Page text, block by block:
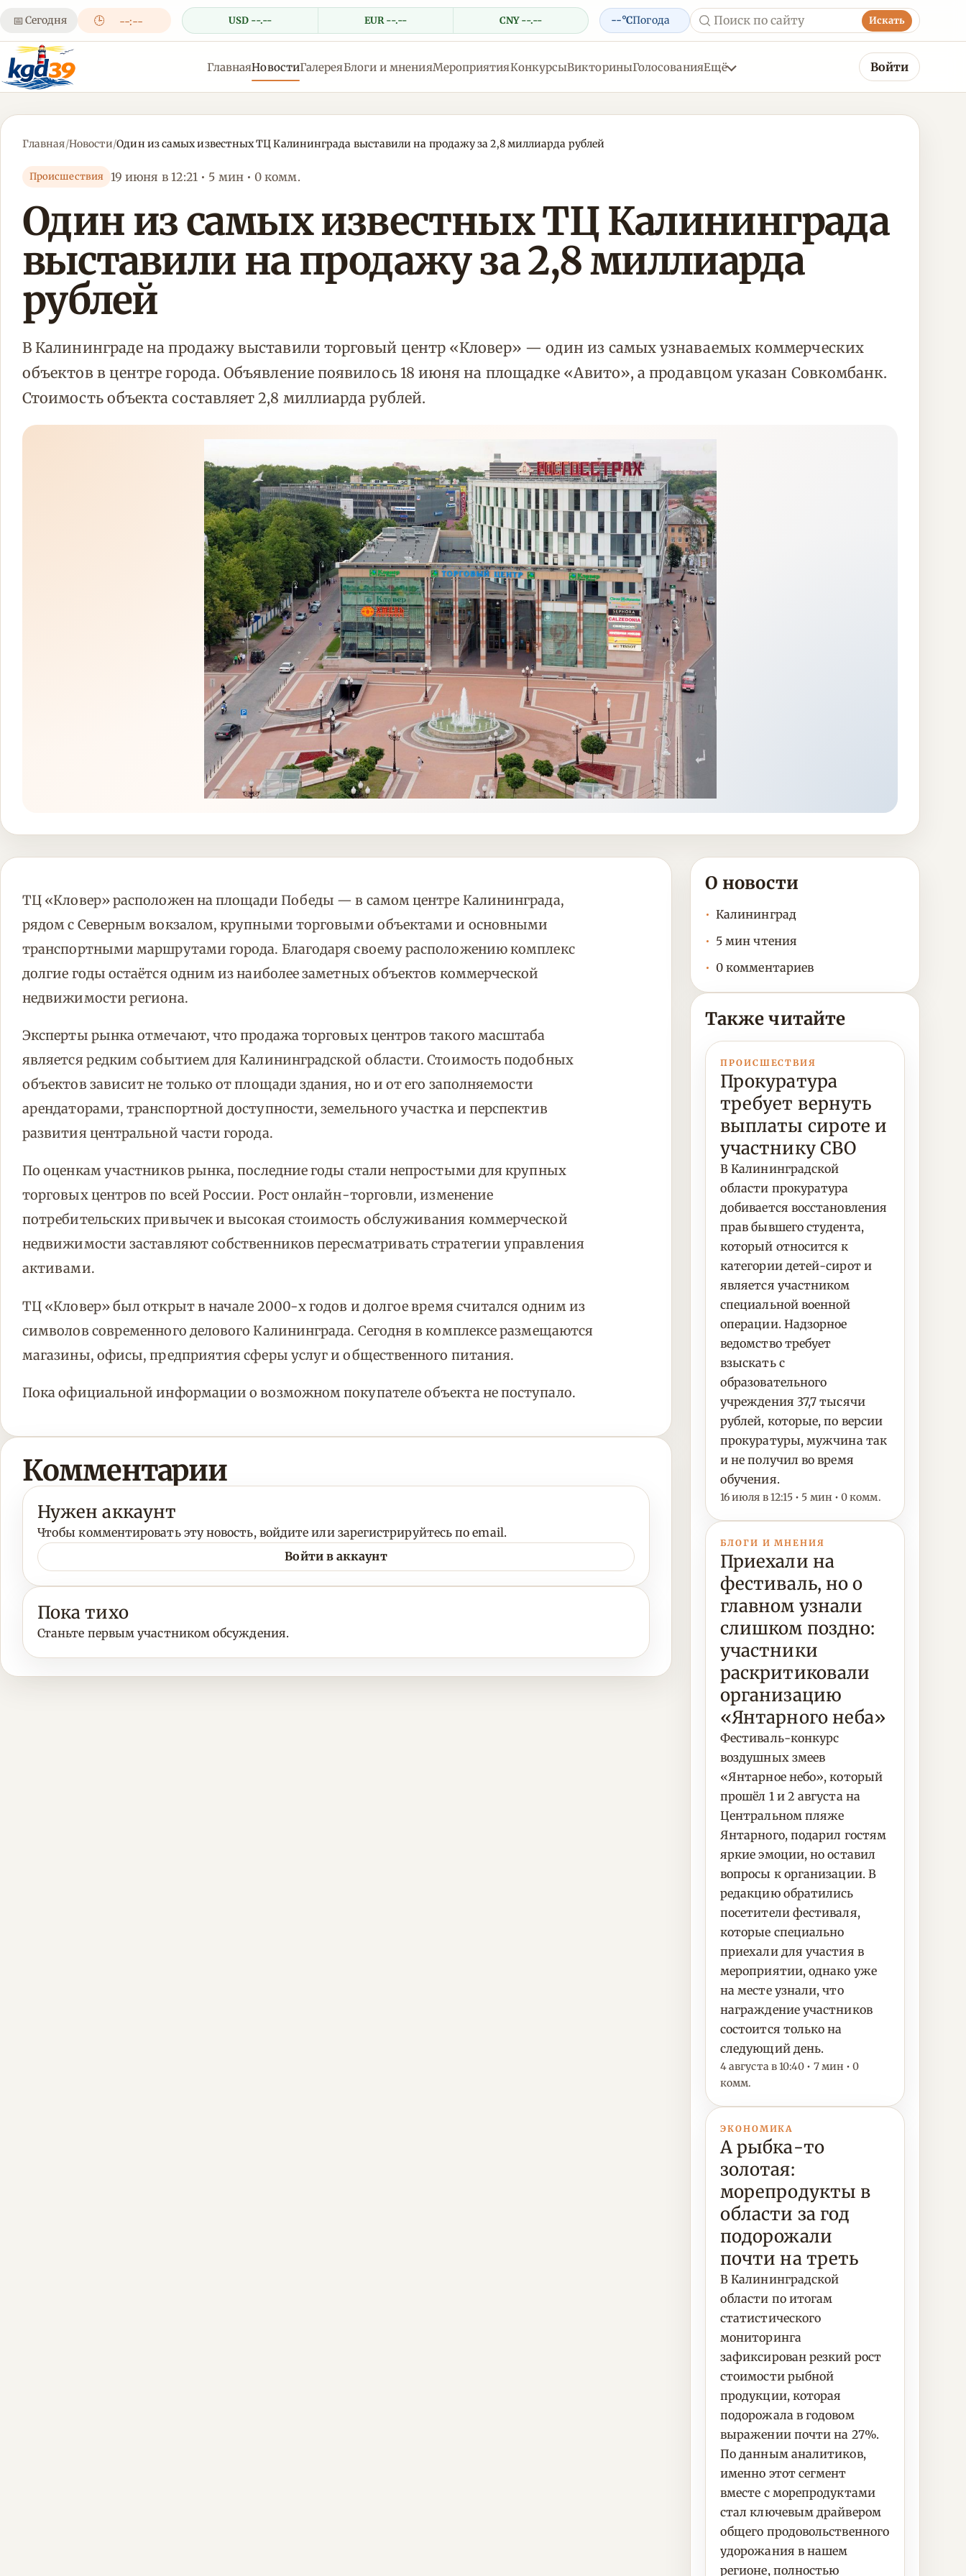
📅 Сегодня 🕒 --:-- USD --.-- EUR --.-- CNY --.-- --°CПогода Искать
ГлавнаяНовостиГалереяБлоги и мненияМероприятияКонкурсыВикториныГолосованияЕщё Войти
Главная/Новости/Один из самых известных ТЦ Калининграда выставили на продажу за 2,8 миллиарда рублей
Происшествия 19 июня в 12:21 • 5 мин • 0 комм.
Один из самых известных ТЦ Калининграда
выставили на продажу за 2,8 миллиарда
рублей
В Калининграде на продажу выставили торговый центр «Кловер» — один из самых узнаваемых коммерческих
объектов в центре города. Объявление появилось 18 июня на площадке «Авито», а продавцом указан Совкомбанк.
Стоимость объекта составляет 2,8 миллиарда рублей.
ТЦ «Кловер» расположен на площади Победы — в самом центре Калининграда,
рядом с Северным вокзалом, крупными торговыми объектами и основными
транспортными маршрутами города. Благодаря своему расположению комплекс
долгие годы остаётся одним из наиболее заметных объектов коммерческой
недвижимости региона.
Эксперты рынка отмечают, что продажа торговых центров такого масштаба
является редким событием для Калининградской области. Стоимость подобных
объектов зависит не только от площади здания, но и от его заполняемости
арендаторами, транспортной доступности, земельного участка и перспектив
развития центральной части города.
По оценкам участников рынка, последние годы стали непростыми для крупных
торговых центров по всей России. Рост онлайн-торговли, изменение
потребительских привычек и высокая стоимость обслуживания коммерческой
недвижимости заставляют собственников пересматривать стратегии управления
активами.
ТЦ «Кловер» был открыт в начале 2000-х годов и долгое время считался одним из
символов современного делового Калининграда. Сегодня в комплексе размещаются
магазины, офисы, предприятия сферы услуг и общественного питания.
Пока официальной информации о возможном покупателе объекта не поступало.
Комментарии
Нужен аккаунт
Чтобы комментировать эту новость, войдите или зарегистрируйтесь по email.
Войти в аккаунт
Пока тихо
Станьте первым участником обсуждения.
О новости
Калининград
5 мин чтения
0 комментариев
Также читайте
ПРОИСШЕСТВИЯ
Прокуратура
требует вернуть
выплаты сироте и
участнику СВО
В Калининградской
области прокуратура
добивается восстановления
прав бывшего студента,
который относится к
категории детей-сирот и
является участником
специальной военной
операции. Надзорное
ведомство требует
взыскать с
образовательного
учреждения 37,7 тысячи
рублей, которые, по версии
прокуратуры, мужчина так
и не получил во время
обучения.
16 июля в 12:15 • 5 мин • 0 комм.
БЛОГИ И МНЕНИЯ
Приехали на
фестиваль, но о
главном узнали
слишком поздно:
участники
раскритиковали
организацию
«Янтарного неба»
Фестиваль-конкурс
воздушных змеев
«Янтарное небо», который
прошёл 1 и 2 августа на
Центральном пляже
Янтарного, подарил гостям
яркие эмоции, но оставил
вопросы к организации. В
редакцию обратились
посетители фестиваля,
которые специально
приехали для участия в
мероприятии, однако уже
на месте узнали, что
награждение участников
состоится только на
следующий день.
4 августа в 10:40 • 7 мин • 0
комм.
ЭКОНОМИКА
А рыбка-то
золотая:
морепродукты в
области за год
подорожали
почти на треть
В Калининградской
области по итогам
статистического
мониторинга
зафиксирован резкий рост
стоимости рыбной
продукции, которая
подорожала в годовом
выражении почти на 27%.
По данным аналитиков,
именно этот сегмент
вместе с морепродуктами
стал ключевым драйвером
общего продовольственного
удорожания в нашем
регионе, полностью